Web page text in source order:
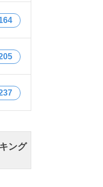
ング